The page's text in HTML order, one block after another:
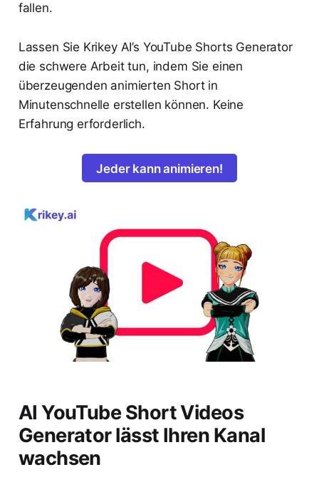
fallen.
Lassen Sie Krikey AI’s YouTube Shorts Generator
die schwere Arbeit tun, indem Sie einen
überzeugenden animierten Short in
Minutenschnelle erstellen können. Keine
Erfahrung erforderlich.
Jeder kann animieren!
AI YouTube Short Videos
Generator lässt Ihren Kanal
wachsen